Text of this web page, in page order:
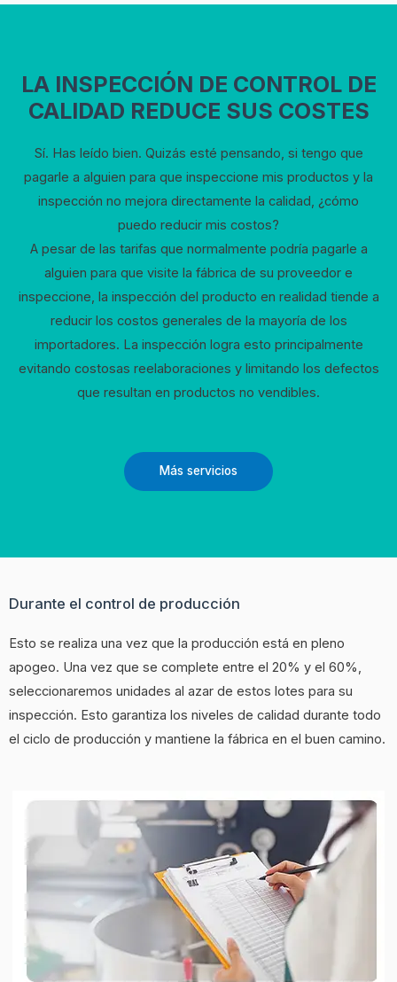
LA INSPECCIÓN DE CONTROL DE
CALIDAD REDUCE SUS COSTES
Sí. Has leído bien. Quizás esté pensando, si tengo que
pagarle a alguien para que inspeccione mis productos y la
inspección no mejora directamente la calidad, ¿cómo
puedo reducir mis costos?
A pesar de las tarifas que normalmente podría pagarle a
alguien para que visite la fábrica de su proveedor e
inspeccione, la inspección del producto en realidad tiende a
reducir los costos generales de la mayoría de los
importadores. La inspección logra esto principalmente
evitando costosas reelaboraciones y limitando los defectos
que resultan en productos no vendibles.
Más servicios
Durante el control de producción
Esto se realiza una vez que la producción está en pleno
apogeo. Una vez que se complete entre el 20% y el 60%,
seleccionaremos unidades al azar de estos lotes para su
inspección. Esto garantiza los niveles de calidad durante todo
el ciclo de producción y mantiene la fábrica en el buen camino.